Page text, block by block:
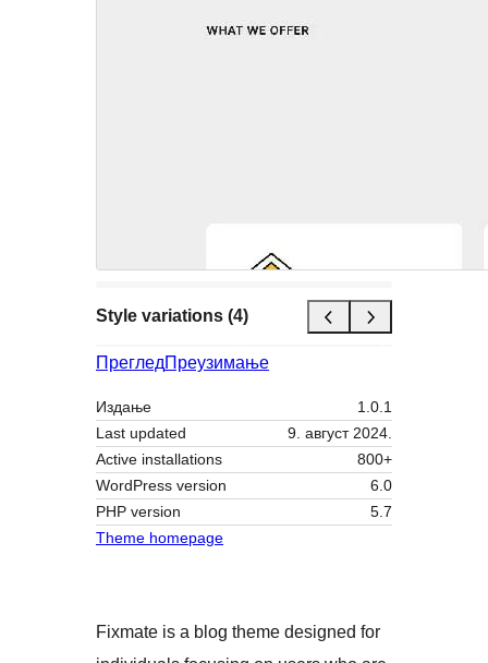
Style variations (4)
ПрегледПреузимање
Издање
1.0.1
Last updated
9. август 2024.
Active installations
800+
WordPress version
6.0
PHP version
5.7
Theme homepage
Fixmate is a blog theme designed for